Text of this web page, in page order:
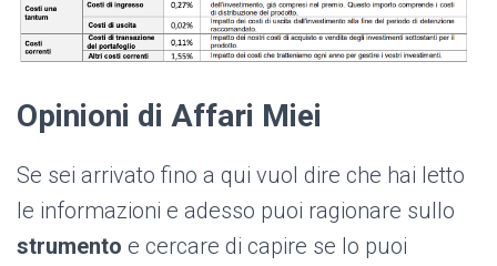
Opinioni di Affari Miei
Se sei arrivato fino a qui vuol dire che hai letto
le informazioni e adesso puoi ragionare sullo
strumento e cercare di capire se lo puoi